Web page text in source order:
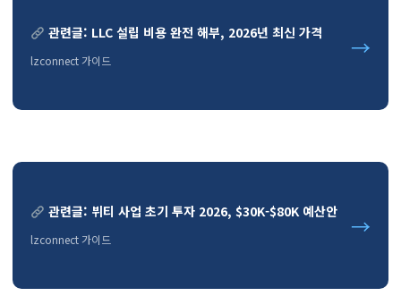
관련글: LLC 설립 비용 완전 해부, 2026년 최신 가격
lzconnect 가이드 →
관련글: 뷔티 사업 초기 투자 2026, $30K-$80K 예산안
lzconnect 가이드 →